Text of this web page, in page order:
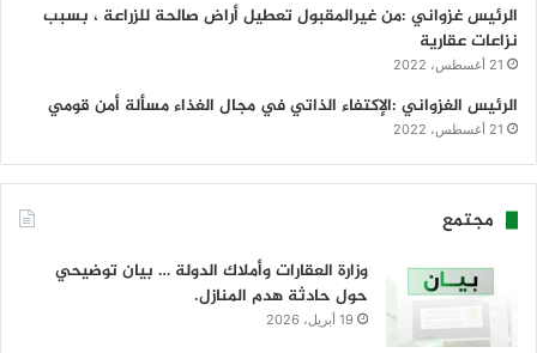
الرئيس غزواني :من غيرالمقبول تعطيل أراض صالحة للزراعة ، بسبب
نزاعات عقارية
21 أغسطس، 2022
الرئيس الغزواني :الإكتفاء الذاتي في مجال الغذاء مسألة أمن قومي
21 أغسطس، 2022
مجتمع
وزارة العقارات وأملاك الدولة … بيان توضيحي
حول حادثة هدم المنازل.
19 أبريل، 2026